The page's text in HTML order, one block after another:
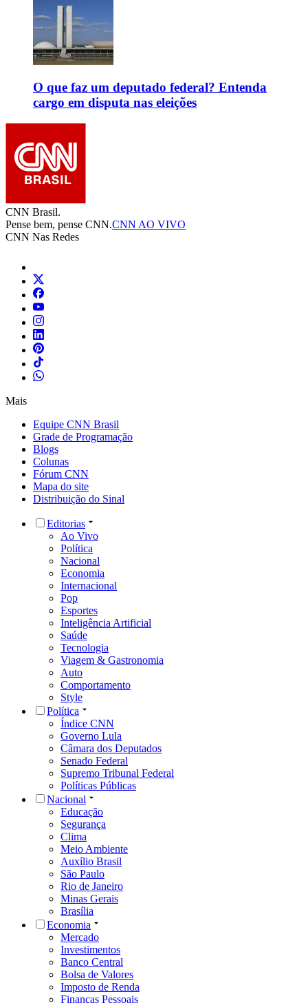
O que faz um deputado federal? Entenda
cargo em disputa nas eleições
CNN Brasil.
Pense bem, pense CNN.CNN AO VIVO
CNN Nas Redes
Mais
Equipe CNN Brasil
Grade de Programação
Blogs
Colunas
Fórum CNN
Mapa do site
Distribuição do Sinal
Editorias
Ao Vivo
Política
Nacional
Economia
Internacional
Pop
Esportes
Inteligência Artificial
Saúde
Tecnologia
Viagem & Gastronomia
Auto
Comportamento
Style
Política
Índice CNN
Governo Lula
Câmara dos Deputados
Senado Federal
Supremo Tribunal Federal
Políticas Públicas
Nacional
Educação
Segurança
Clima
Meio Ambiente
Auxílio Brasil
São Paulo
Rio de Janeiro
Minas Gerais
Brasília
Economia
Mercado
Investimentos
Banco Central
Bolsa de Valores
Imposto de Renda
Finanças Pessoais